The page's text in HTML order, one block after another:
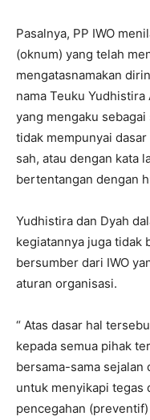
Pasalnya, PP IWO
(oknum) yang telah
mengatasnamakan
nama Teuku
yang mengaku
tidak mempunyai
sah, atau dengan kata
bertentangan dengan
Yudhistira dan Dyah
kegiatannya juga tidak
bersumber dari IWO
aturan organisasi.
“ Atas dasar hal
kepada semua pihak
bersama-sama sejalan
untuk menyikapi tegas
pencegahan